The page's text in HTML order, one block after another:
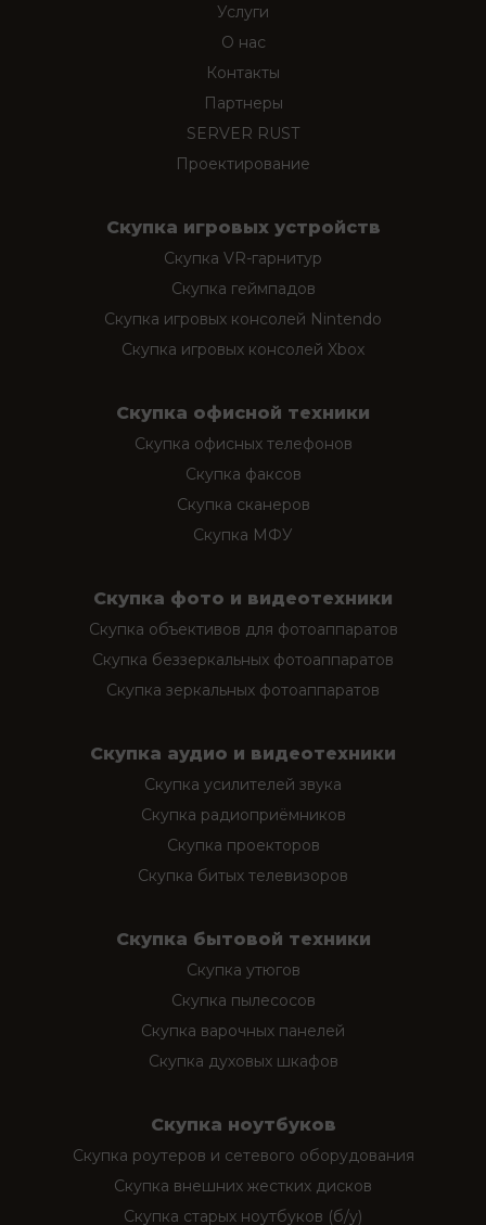
Услуги
О нас
Контакты
Партнеры
SERVER RUST
Проектирование
Скупка игровых устройств
Скупка VR-гарнитур
Скупка геймпадов
Скупка игровых консолей Nintendo
Скупка игровых консолей Xbox
Скупка офисной техники
Скупка офисных телефонов
Скупка факсов
Скупка сканеров
Скупка МФУ
Скупка фото и видеотехники
Скупка объективов для фотоаппаратов
Скупка беззеркальных фотоаппаратов
Скупка зеркальных фотоаппаратов
Скупка аудио и видеотехники
Скупка усилителей звука
Скупка радиоприёмников
Скупка проекторов
Скупка битых телевизоров
Скупка бытовой техники
Скупка утюгов
Скупка пылесосов
Скупка варочных панелей
Скупка духовых шкафов
Скупка ноутбуков
Скупка роутеров и сетевого оборудования
Скупка внешних жестких дисков
Скупка старых ноутбуков (б/у)